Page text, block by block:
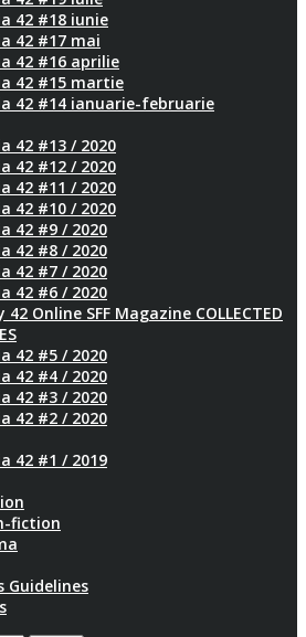
42 #18 iunie
42 #17 mai
42 #16 aprilie
42 #15 martie
42 #14 ianuarie-februarie
42 #13 / 2020
42 #12 / 2020
42 #11 / 2020
42 #10 / 2020
42 #9 / 2020
42 #8 / 2020
42 #7 / 2020
42 #6 / 2020
42 Online SFF Magazine COLLECTED
42 #5 / 2020
42 #4 / 2020
42 #3 / 2020
42 #2 / 2020
42 #1 / 2019
fiction
Guidelines